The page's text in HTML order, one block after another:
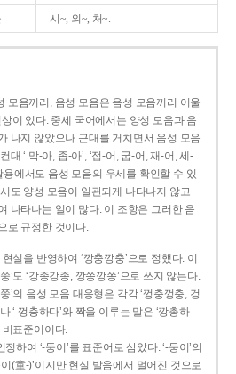
시~, 외~, 처~.
모음끼리, 음성 모음은 음성 모음끼리 어울
이 있다. 중세 국어에서는 양성 모음과 음
나지 않았으나 근대를 거치면서 음성 모음
대 ‘ 막-아, 좁-아’, ‘접-어, 굽-어, 재-어, 세-
용에서도 음성 모음의 우세를 확인할 수 있
도 양성 모음이 일관되게 나타나지 않고
나타나는 일이 많다. 이 조항은 그러한 음
로 규정한 것이다.
실을 반영하여 ‘깡충깡충’으로 정했다. 이
’도 ‘강종강종, 깡쫑깡쫑’으로 쓰지 않는다.
’의 음성 모음 대응형은 각각 ‘껑충껑충, 겅
‘ 껑충하다’와 짝을 이루는 말은 ‘깡총하
비표준어이다.
하여 ‘-둥이’를 표준어로 삼았다. ‘-둥이’의
이(童-)’이지만 현실 발음에서 멀어진 것으로